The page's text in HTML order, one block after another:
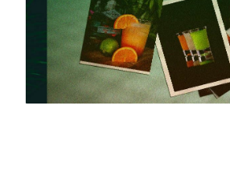
Алёна Вешнякова